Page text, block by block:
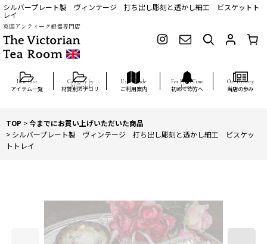
シルバープレート製 ヴィンテージ 打ち出し彫刻と透かし細工 ビスケットト
レイ
英国アンティーク銀器専門店
アイテム一覧 材質別カテゴリ ご利用案内 初めての方へ 当店の歩み
TOP >今までにお買い上げいただいた商品
> シルバープレート製 ヴィンテージ 打ち出し彫刻と透かし細工 ビスケッ
トトレイ